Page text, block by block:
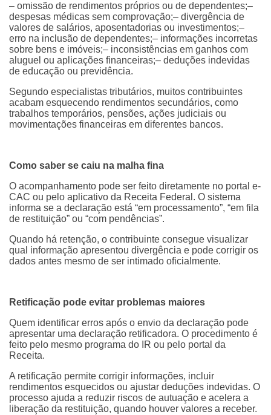
– omissão de rendimentos próprios ou de dependentes;–
despesas médicas sem comprovação;– divergência de
valores de salários, aposentadorias ou investimentos;–
erro na inclusão de dependentes;– informações incorretas
sobre bens e imóveis;– inconsistências em ganhos com
aluguel ou aplicações financeiras;– deduções indevidas
de educação ou previdência.
Segundo especialistas tributários, muitos contribuintes
acabam esquecendo rendimentos secundários, como
trabalhos temporários, pensões, ações judiciais ou
movimentações financeiras em diferentes bancos.
Como saber se caiu na malha fina
O acompanhamento pode ser feito diretamente no portal e-
CAC ou pelo aplicativo da Receita Federal. O sistema
informa se a declaração está “em processamento”, “em fila
de restituição” ou “com pendências”.
Quando há retenção, o contribuinte consegue visualizar
qual informação apresentou divergência e pode corrigir os
dados antes mesmo de ser intimado oficialmente.
Retificação pode evitar problemas maiores
Quem identificar erros após o envio da declaração pode
apresentar uma declaração retificadora. O procedimento é
feito pelo mesmo programa do IR ou pelo portal da
Receita.
A retificação permite corrigir informações, incluir
rendimentos esquecidos ou ajustar deduções indevidas. O
processo ajuda a reduzir riscos de autuação e acelera a
liberação da restituição, quando houver valores a receber.